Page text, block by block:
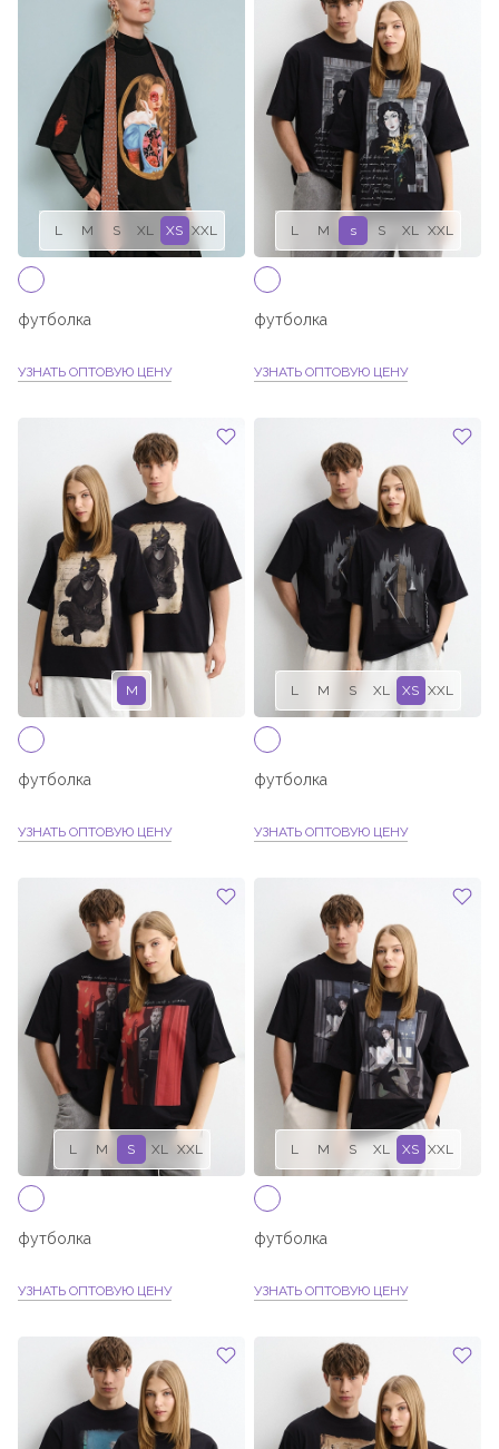
L M S XL XS XXL
футболка
УЗНАТЬ ОПТОВУЮ ЦЕНУ
L M s S XL XXL
футболка
УЗНАТЬ ОПТОВУЮ ЦЕНУ
M
футболка
УЗНАТЬ ОПТОВУЮ ЦЕНУ
L M S XL XS XXL
футболка
УЗНАТЬ ОПТОВУЮ ЦЕНУ
L M S XL XXL
футболка
УЗНАТЬ ОПТОВУЮ ЦЕНУ
L M S XL XS XXL
футболка
УЗНАТЬ ОПТОВУЮ ЦЕНУ